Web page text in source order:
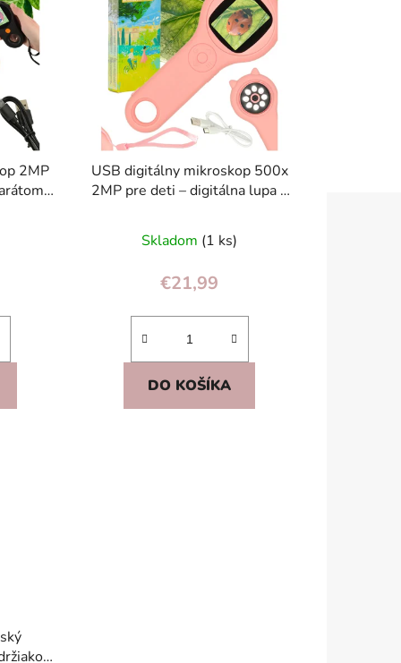
2MP
USB digitálny mikroskop 500x
2MP pre deti – digitálna lupa s
Skladom (1 ks)
€21,99
DO KOŠÍKA